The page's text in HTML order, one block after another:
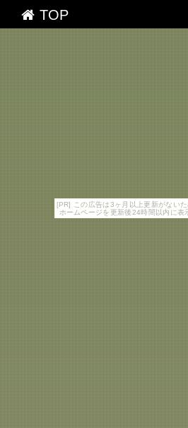
[PR] この広告は3ヶ月以上更新がないた
ホームページを更新後24時間以内に表
TOP